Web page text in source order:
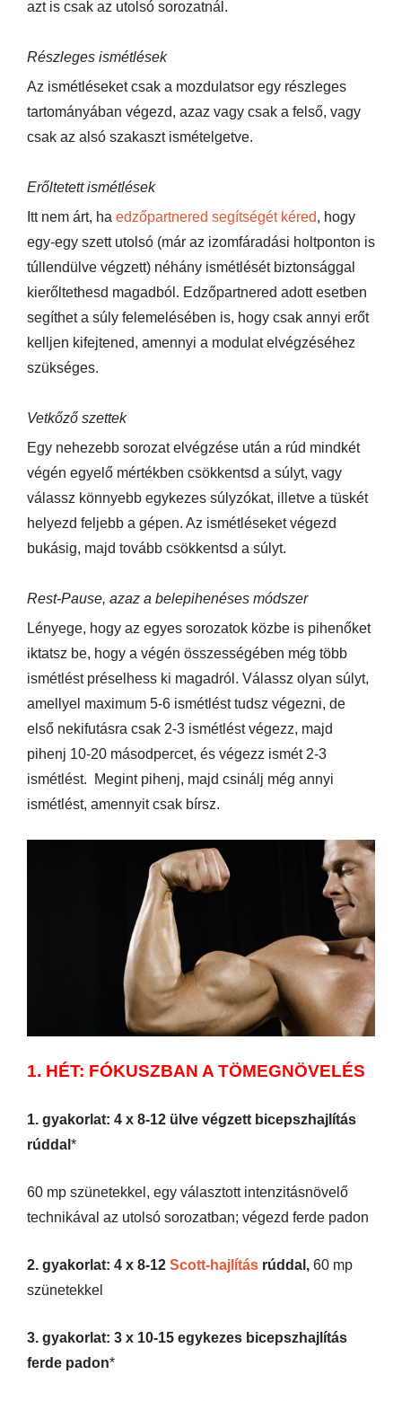
azt is csak az utolsó sorozatnál.
Részleges ismétlések
Az ismétléseket csak a mozdulatsor egy részleges
tartományában végezd, azaz vagy csak a felső, vagy
csak az alsó szakaszt ismételgetve.
Erőltetett ismétlések
Itt nem árt, ha edzőpartnered segítségét kéred, hogy
egy-egy szett utolsó (már az izomfáradási holtponton is
túllendülve végzett) néhány ismétlését biztonsággal
kierőltethesd magadból. Edzőpartnered adott esetben
segíthet a súly felemelésében is, hogy csak annyi erőt
kelljen kifejtened, amennyi a modulat elvégzéséhez
szükséges.
Vetkőző szettek
Egy nehezebb sorozat elvégzése után a rúd mindkét
végén egyelő mértékben csökkentsd a súlyt, vagy
válassz könnyebb egykezes súlyzókat, illetve a tüskét
helyezd feljebb a gépen. Az ismétléseket végezd
bukásig, majd tovább csökkentsd a súlyt.
Rest-Pause, azaz a belepihenéses módszer
Lényege, hogy az egyes sorozatok közbe is pihenőket
iktatsz be, hogy a végén összességében még több
ismétlést préselhess ki magadról. Válassz olyan súlyt,
amellyel maximum 5-6 ismétlést tudsz végezni, de
első nekifutásra csak 2-3 ismétlést végezz, majd
pihenj 10-20 másodpercet, és végezz ismét 2-3
ismétlést. Megint pihenj, majd csinálj még annyi
ismétlést, amennyit csak bírsz.
1. HÉT: FÓKUSZBAN A TÖMEGNÖVELÉS
1. gyakorlat: 4 x 8-12 ülve végzett bicepszhajlítás
rúddal *
60 mp szünetekkel, egy választott intenzitásnövelő
technikával az utolsó sorozatban; végezd ferde padon
2. gyakorlat: 4 x 8-12 Scott-hajlítás rúddal, 60 mp
szünetekkel
3. gyakorlat: 3 x 10-15 egykezes bicepszhajlítás
ferde padon*